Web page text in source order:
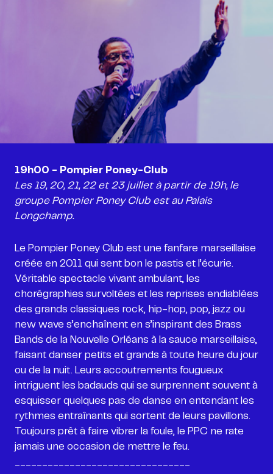
Les 19, 20, 21, 22 et 23 juillet à partir de 19h, le
groupe Pompier Poney Club est au Palais
Longchamp.
Le Pompier Poney Club est une fanfare marseillaise
créée en 2011 qui sent bon le pastis et l’écurie.
Véritable spectacle vivant ambulant, les
chorégraphies survoltées et les reprises endiablées
des grands classiques rock, hip-hop, pop, jazz ou
new wave s’enchaînent en s’inspirant des Brass
Bands de la Nouvelle Orléans à la sauce marseillaise,
faisant danser petits et grands à toute heure du jour
ou de la nuit. Leurs accoutrements fougueux
intriguent les badauds qui se surprennent souvent à
esquisser quelques pas de danse en entendant les
rythmes entraînants qui sortent de leurs pavillons.
Toujours prêt à faire vibrer la foule, le PPC ne rate
jamais une occasion de mettre le feu.